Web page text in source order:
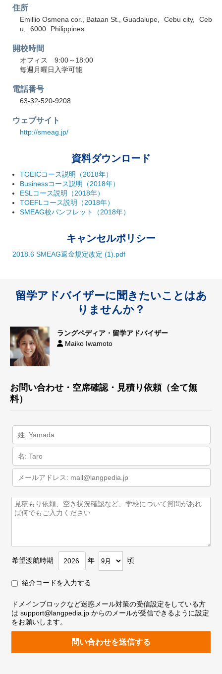
住所
Emillio Osmena cor., Bataan St., Guadalupe Cebu city
Ceb
u
6000 Philippines
開校時間
オフィス 9:00～18:00
毎週月曜日入学可能
電話番号
63-32-520-9208
ウェブサイト
http://smeag.jp/
資料ダウンロード
TOEICコース説明（2018年）
Businessコース説明（2018年）
ESLコース説明（2018年）
TOEFLコース説明（2018年）
SMEAG校パンフレット（2018年）
キャンセルポリシー
2018.6 SMEAG返金規定改定 (1).pdf
留学アドバイザーに聞きたいことはあ
りませんか？
ラングペディア・留学アドバイザー
Maiko Iwamoto
お問い合わせ・空席確認・見積り依頼（全て無
料）
希望渡航時期 年 頃
紹介コードを入力する
ドメインブロックなど迷惑メール対策の受信設定をしている方
は support@langpedia.jp からのメールが受信できるように設定
をお願いします。
問い合わせを送信する